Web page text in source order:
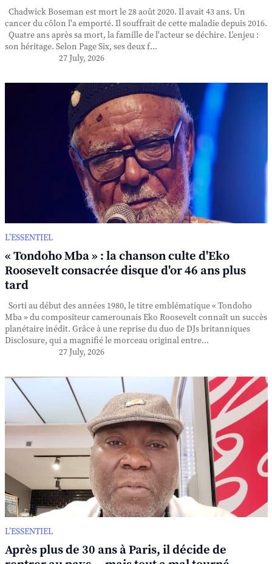
Chadwick Boseman est mort le 28 août 2020. Il avait 43 ans. Un
cancer du côlon l'a emporté. Il souffrait de cette maladie depuis 2016.
Quatre ans après sa mort, la famille de l'acteur se déchire. L'enjeu :
son héritage. Selon Page Six, ses deux f...
27 July, 2026
L’ESSENTIEL
« Tondoho Mba » : la chanson culte d'Eko
Roosevelt consacrée disque d'or 46 ans plus
tard
Sorti au début des années 1980, le titre emblématique « Tondoho
Mba » du compositeur camerounais Eko Roosevelt connaît un succès
planétaire inédit. Grâce à une reprise du duo de DJs britanniques
Disclosure, qui a magnifié le morceau original entre...
27 July, 2026
L’ESSENTIEL
Après plus de 30 ans à Paris, il décide de